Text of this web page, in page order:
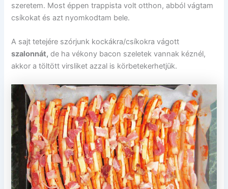
szeretem. Most éppen trappista volt otthon, abból vágtam
csíkokat és azt nyomkodtam bele.
A sajt tetejére szórjunk kockákra/csíkokra vágott
szalonnát, de ha vékony bacon szeletek vannak kéznél,
akkor a töltött virsliket azzal is körbetekerhetjük.